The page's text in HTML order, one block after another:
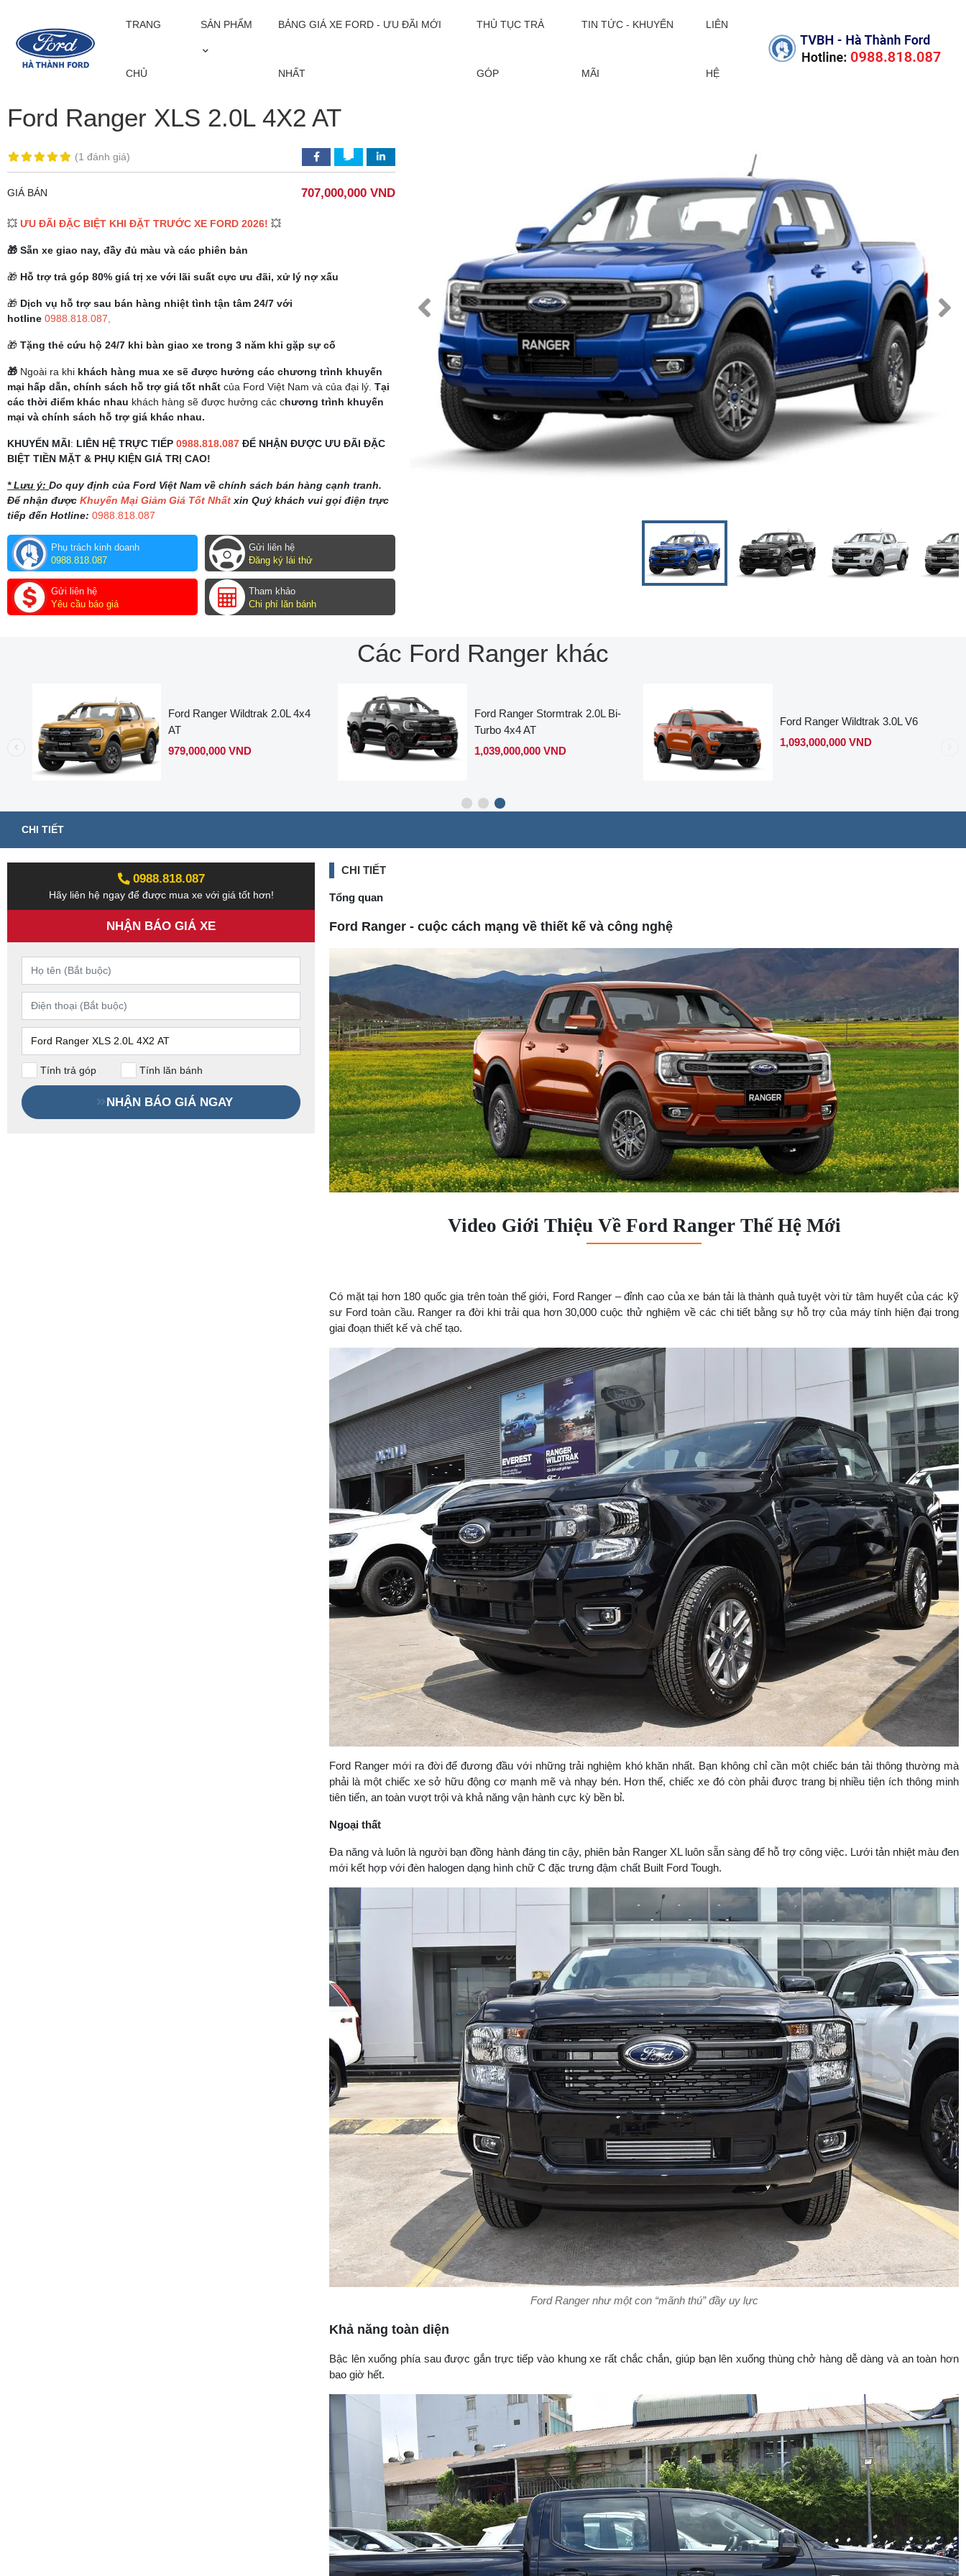
TRANG
CHỦ
SẢN PHẨM BẢNG GIÁ XE FORD - ƯU ĐÃI MỚI
NHẤT
THỦ TỤC TRẢ
GÓP
TIN TỨC - KHUYẾN
MÃI
LIÊN
HỆ
TRANG CHỦ SẢN PHẨM FORD RANGER XLS 2.0L 4X2 AT
Ford Ranger XLS 2.0L 4X2 AT
(1 đánh giá)
GIÁ BÁN 707,000,000 VND
💥 ƯU ĐÃI ĐẶC BIỆT KHI ĐẶT TRƯỚC XE FORD 2026! 💥
🎁 Sẵn xe giao nay, đầy đủ màu và các phiên bản
🎁 Hỗ trợ trả góp 80% giá trị xe với lãi suất cực ưu đãi, xử lý nợ xấu
🎁 Dịch vụ hỗ trợ sau bán hàng nhiệt tình tận tâm 24/7 với
hotline 0988.818.087
🎁 Tặng thẻ cứu hộ 24/7 khi bàn giao xe trong 3 năm khi gặp sự cố
🎁 Ngoài ra khi khách hàng mua xe sẽ được hưởng các chương trình khuyến
mại hấp dẫn, chính sách hỗ trợ giá tốt nhất của Ford Việt Nam và của đại lý. Tại
các thời điểm khác nhau khách hàng sẽ được hưởng các chương trình khuyến
mại và chính sách hỗ trợ giá khác nhau.
KHUYẾN MÃI: LIÊN HỆ TRỰC TIẾP 0988.818.087 ĐỂ NHẬN ĐƯỢC ƯU ĐÃI ĐẶC
BIỆT TIỀN MẶT & PHỤ KIỆN GIÁ TRỊ CAO!
* Lưu ý: Do quy định của Ford Việt Nam về chính sách bán hàng cạnh tranh.
Để nhận được Khuyến Mại Giảm Giá Tốt Nhất xin Quý khách vui gọi điện trực
tiếp đến Hotline: 0988.818.087
Phụ trách kinh doanh
0988.818.087
Gửi liên hệ
Yêu cầu báo giá
Gửi liên hệ
Đăng ký lái thử
Tham khảo
Chi phí lăn bánh
Các Ford Ranger khác
Ford Ranger Wildtrak 2.0L 4x4
AT
979,000,000 VND
Ford Ranger Stormtrak 2.0L Bi-
Turbo 4x4 AT
1,039,000,000 VND
Ford Ranger Wildtrak 3.0L V6
1,093,000,000 VND
CHI TIẾT
0988.818.087‬‬
Hãy liên hệ ngay để được mua xe với giá tốt hơn!
NHẬN BÁO GIÁ XE
Tính trả góp Tính lăn bánh
NHẬN BÁO GIÁ NGAY
CHI TIẾT
Tổng quan
Ford Ranger - cuộc cách mạng về thiết kế và công nghệ
Video Giới Thiệu Về Ford Ranger Thế Hệ Mới
Có mặt tại hơn 180 quốc gia trên toàn thế giới, Ford Ranger – đỉnh cao của xe bán tải là thành quả tuyệt vời từ tâm huyết của các kỹ
sư Ford toàn cầu. Ranger ra đời khi trải qua hơn 30,000 cuộc thử nghiệm về các chi tiết bằng sự hỗ trợ của máy tính hiện đại trong
giai đoạn thiết kế và chế tạo.
Ford Ranger mới ra đời để đương đầu với những trải nghiệm khó khăn nhất. Bạn không chỉ cần một chiếc bán tải thông thường mà
phải là một chiếc xe sở hữu động cơ mạnh mẽ và nhạy bén. Hơn thế, chiếc xe đó còn phải được trang bị nhiều tiện ích thông minh
tiên tiến, an toàn vượt trội và khả năng vận hành cực kỳ bền bỉ.
Ngoại thất
Đa năng và luôn là người bạn đồng hành đáng tin cậy, phiên bản Ranger XL luôn sẵn sàng để hỗ trợ công việc. Lưới tản nhiệt màu đen
mới kết hợp với đèn halogen dạng hình chữ C đặc trưng đậm chất Built Ford Tough.
Ford Ranger như một con “mãnh thú” đầy uy lực
Khả năng toàn diện
Bậc lên xuống phía sau được gắn trực tiếp vào khung xe rất chắc chắn, giúp bạn lên xuống thùng chở hàng dễ dàng và an toàn hơn
bao giờ hết.